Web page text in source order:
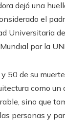
dejó una
el
Universitaria
por la
50 de su
como
sino que
personas y